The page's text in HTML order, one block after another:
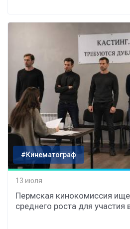
#Кинематограф
13 июля
Пермская кинокомиссия
среднего роста для участия